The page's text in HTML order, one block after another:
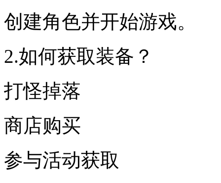
创建角色并开始游戏。
2.如何获取装备？
打怪掉落
商店购买
参与活动获取